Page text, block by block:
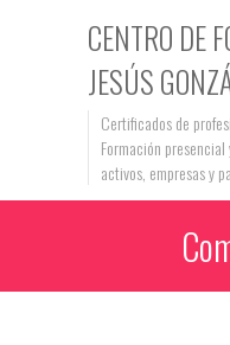
CENTRO DE
JESÚS
Certificados de
Formación
activos, empresas y